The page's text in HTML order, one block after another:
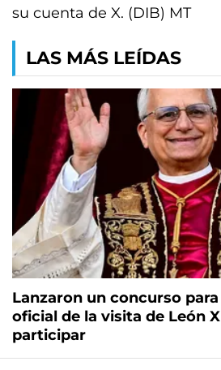
su cuenta de X. (DIB) MT
LAS MÁS LEÍDAS
Lanzaron un concurso
oficial de la visita de León
participar